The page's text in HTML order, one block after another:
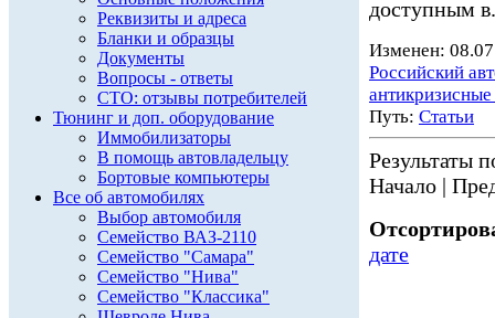
Реквизиты и адреса
Бланки и образцы
Документы
Вопросы - ответы
СТО: отзывы потребителей
Тюнинг и доп. оборудование
Иммобилизаторы
В помощь автовладельцу
Бортовые компьютеры
Все об автомобилях
Выбор автомобиля
Семейство ВАЗ-2110
Семейство "Самара"
Семейство "Нива"
Семейство "Классика"
доступным
Изменен:
Российский
Путь: Статьи
Результаты
Начало |
дате